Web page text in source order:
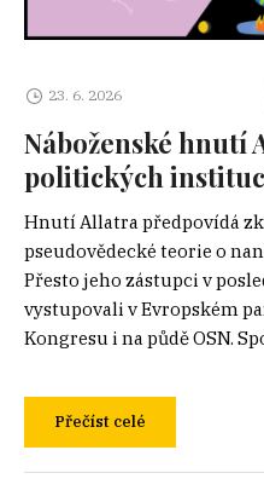
23. 6. 2026
Náboženské hnutí
politických
Hnutí Allatra předpovídá
pseudovědecké teorie o
Přesto jeho zástupci v
vystupovali v Evropském
Kongresu i na půdě OSN.
Přečíst celé